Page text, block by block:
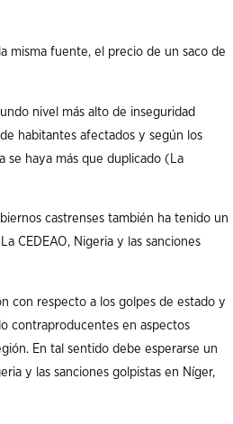
misma fuente, el precio de un saco de
nivel más alto de inseguridad
habitantes afectados y según los
se haya más que duplicado (La
castrenses también ha tenido un
CEDEAO, Nigeria y las sanciones
con respecto a los golpes de estado y
contraproducentes en aspectos
En tal sentido debe esperarse un
y las sanciones golpistas en Níger,